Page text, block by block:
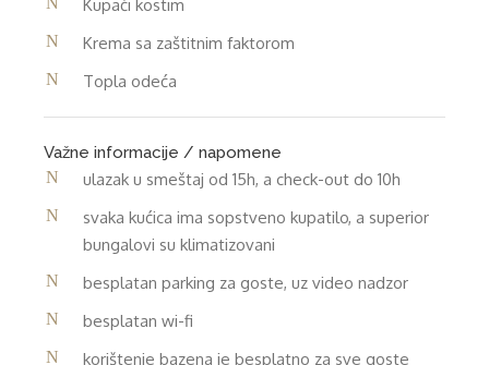
Kupaći kostim
Krema sa zaštitnim faktorom
Topla odeća
Važne informacije / napomene
ulazak u smeštaj od 15h, a check-out do 10h
svaka kućica ima sopstveno kupatilo, a superior
bungalovi su klimatizovani
besplatan parking za goste, uz video nadzor
besplatan wi-fi
korištenje bazena je besplatno za sve goste